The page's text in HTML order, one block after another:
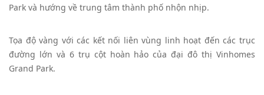
Park và hướng về trung tâm thành phố nhộn nhịp.
Tọa độ vàng với các kết nối liên vùng linh hoạt đến các trục
đường lớn và 6 trụ cột hoàn hảo của đại đô thị Vinhomes
Grand Park.